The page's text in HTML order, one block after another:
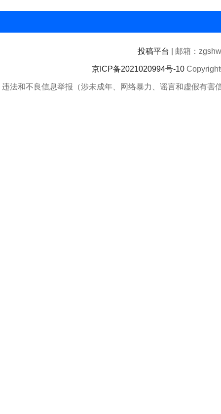
投稿平台 | 邮箱：
京ICP备2021020994号-10
违法和不良信息举报（涉未成年、网络暴力、谣言和虚假有